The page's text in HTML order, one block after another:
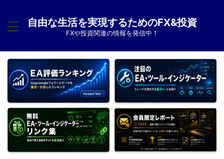
自由な生活を実現するためのFX&投資
FXや投資関連の情報を発信中！